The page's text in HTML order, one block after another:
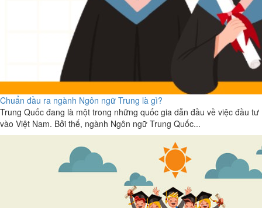
Chuẩn đầu ra ngành Ngôn ngữ Trung là gì?
Trung Quốc đang là một trong những quốc gia dẫn đầu về việc đầu tư
vào Việt Nam. Bởi thế, ngành Ngôn ngữ Trung Quốc...